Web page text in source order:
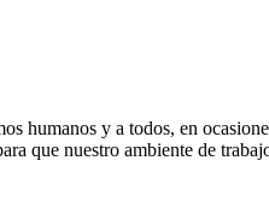
humanos y a todos, en
que nuestro ambiente de